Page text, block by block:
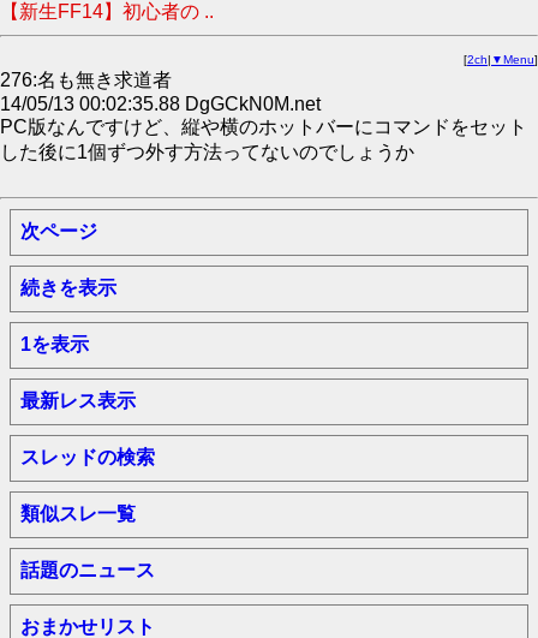
【新生FF14】初心者の ..
[2ch| ▼Menu]
276:名も無き求道者
14/05/13 00:02:35.88 DgGCkN0M.net
PC版なんですけど、縦や横のホットバーにコマンドをセット
した後に1個ずつ外す方法ってないのでしょうか
次ページ
続きを表示
1を表示
最新レス表示
スレッドの検索
類似スレ一覧
話題のニュース
おまかせリスト